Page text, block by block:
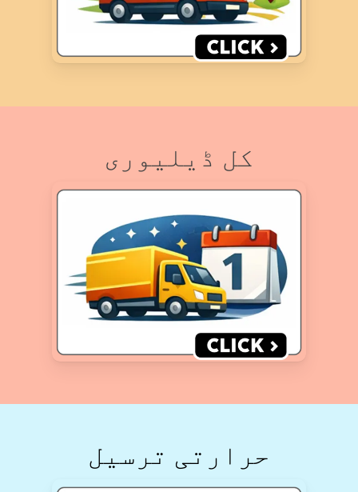
کل ڈیلیوری
حرارتی ترسیل